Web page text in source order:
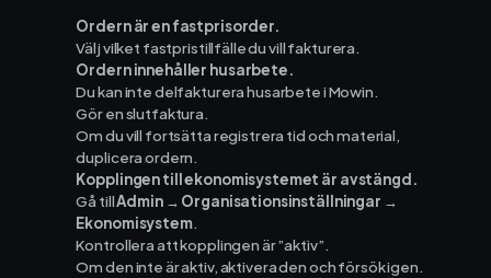
Ordern är en fastprisorder.
Välj vilket fastpristillfälle du vill fakturera.
Ordern innehåller husarbete.
Du kan inte delfakturera husarbete i Mowin.
Gör en slutfaktura.
Om du vill fortsätta registrera tid och material,
duplicera ordern.
Kopplingen till ekonomisystemet är avstängd.
Gå tillAdmin → Organisationsinställningar →
Ekonomisystem.
Kontrollera att kopplingen är ”aktiv”.
Om den inte är aktiv, aktivera den och försök igen.